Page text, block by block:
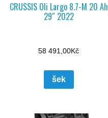
CRUSSIS Oli Largo 8.7-M 20 Ah
29″ 2022
58 491,00Kč
šek